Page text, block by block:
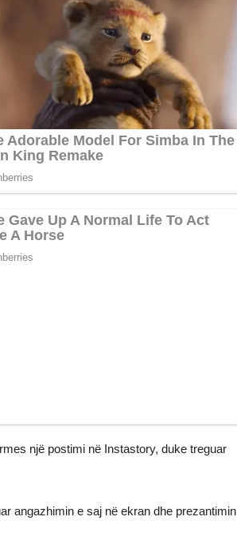
një postimi në Instastory, duke treguar
angazhimin e saj në ekran dhe prezantimin